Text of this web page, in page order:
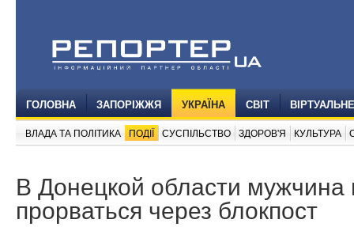
ГОЛОВНА ЗАПОРІЖЖЯ УКРАЇНА СВІТ
ВЛАДА ТА ПОЛІТИКА ПОДІЇ СУСПІЛЬСТВО ЗДОРОВ'Я КУЛЬТУРА
В Донецкой области мужчина
прорваться через блокпост